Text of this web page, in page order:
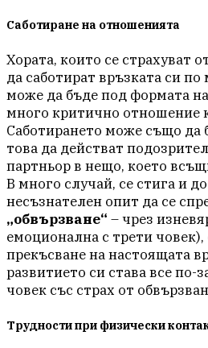
Саботиране на отношенията
Хората, които се страхуват
да саботират връзката си
може да бъде под формата на
много критично отношение
Саботирането може също да
това да действат
партньор в нещо, което
В много случай, се стига и
несъзнателен опит да се
„обвързване“ – чрез
емоционална с трети човек),
прекъсване на настоящата
развитието си става все по-
човек със страх от
Трудности при физически